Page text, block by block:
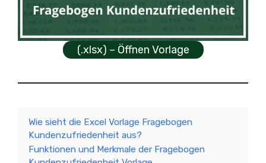
(.xlsx) – Öffnen Vorlage
Wie sieht die Excel Vorlage Fragebogen
Kundenzufriedenheit aus?
Funktionen und Merkmale der Fragebogen